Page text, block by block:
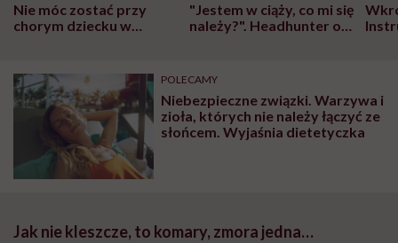
Nie móc zostać przy
chorym dziecku w
może chyba tylko
głupota i brak
wyobraźni"
"Jestem w ciąży, co mi się
należy?". Headhunter o
pracy
POLECAMY
Niebezpieczne związki. Warzywa i
zioła, których nie należy łączyć ze
słońcem. Wyjaśnia dietetyczka
Jak nie kleszcze, to komary, zmora jedna…